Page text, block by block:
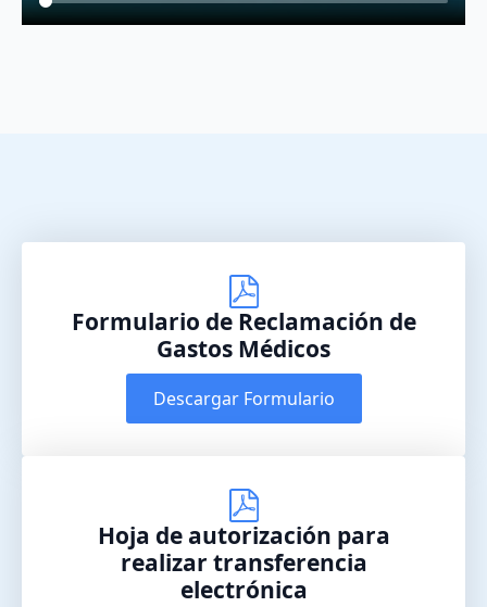
Formulario de Reclamación de
Gastos Médicos
Descargar Formulario
Hoja de autorización para
realizar transferencia
electrónica